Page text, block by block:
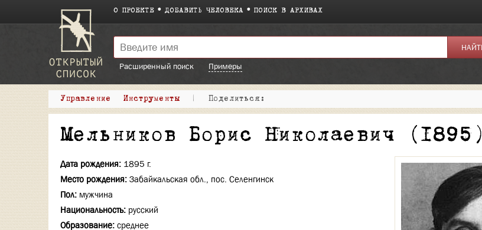
О ПРОЕКТЕ ДОБАВИТЬ ЧЕЛОВЕКА ПОИСК В АРХИВАХ
Расширенный поиск
Примеры
Управление Инструменты | Поделиться:
Мельников Борис Николаевич (1895)
Дата рождения: 1895 г.
Место рождения: Забайкальская обл., пос. Селенгинск
Пол: мужчина
Национальность: русский
Образование: среднее